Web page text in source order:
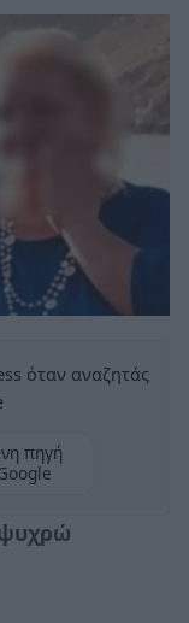
όταν αναζητάς
πηγή